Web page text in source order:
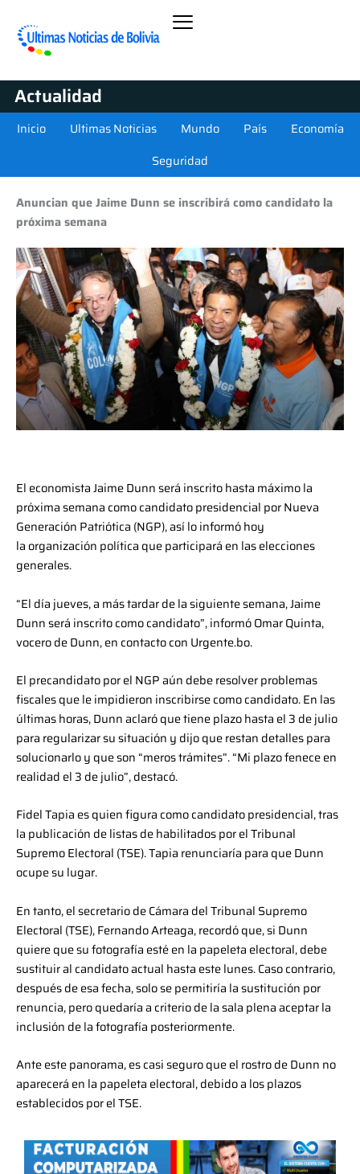
Actualidad
Inicio Ultimas Noticias Mundo País
Economía
Seguridad
Anuncian que Jaime Dunn se inscribirá como candidato la
próxima semana
El economista Jaime Dunn será inscrito hasta máximo la
próxima semana como candidato presidencial por Nueva
Generación Patriótica (NGP), así lo informó hoy
la organización política que participará en las elecciones
generales.
“El día jueves, a más tardar de la siguiente semana, Jaime
Dunn será inscrito como candidato”, informó Omar Quinta,
vocero de Dunn, en contacto con Urgente.bo.
El precandidato por el NGP aún debe resolver problemas
fiscales que le impidieron inscribirse como candidato. En las
últimas horas, Dunn aclaró que tiene plazo hasta el 3 de julio
para regularizar su situación y dijo que restan detalles para
solucionarlo y que son “meros trámites”. “Mi plazo fenece en
realidad el 3 de julio”, destacó.
Fidel Tapia es quien figura como candidato presidencial, tras
la publicación de listas de habilitados por el Tribunal
Supremo Electoral (TSE). Tapia renunciaría para que Dunn
ocupe su lugar.
En tanto, el secretario de Cámara del Tribunal Supremo
Electoral (TSE), Fernando Arteaga, recordó que, si Dunn
quiere que su fotografía esté en la papeleta electoral, debe
sustituir al candidato actual hasta este lunes. Caso contrario,
después de esa fecha, solo se permitiría la sustitución por
renuncia, pero quedaría a criterio de la sala plena aceptar la
inclusión de la fotografía posteriormente.
Ante este panorama, es casi seguro que el rostro de Dunn no
aparecerá en la papeleta electoral, debido a los plazos
establecidos por el TSE.